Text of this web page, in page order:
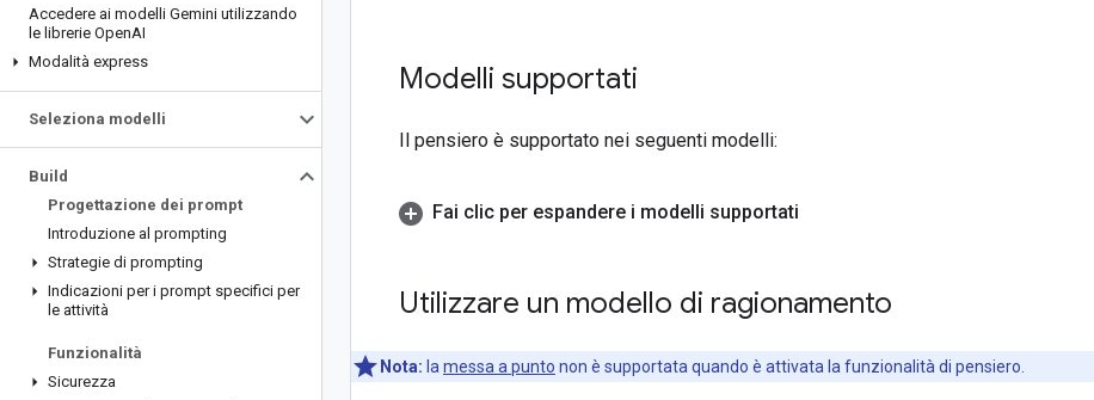
Accedere ai modelli Gemini utilizzando
le librerie OpenAI
Modalità express
Seleziona modelli
Build
Progettazione dei prompt
Introduzione al prompting
Strategie di prompting
Indicazioni per i prompt specifici per
le attività
Funzionalità
Sicurezza
Modelli supportati
Il pensiero è supportato nei seguenti modelli:
Fai clic per espandere i modelli supportati
Utilizzare un modello di ragionamento
Nota: la messa a punto non è supportata quando è attivata la funzionalità di pensiero.